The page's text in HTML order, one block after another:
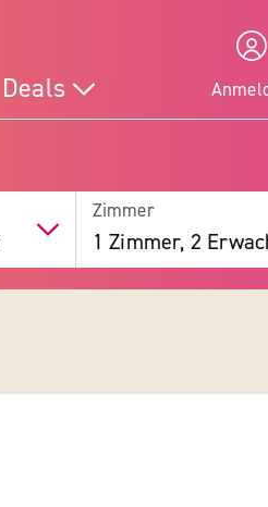
Deals
Zimmer
1 Zimmer, 2